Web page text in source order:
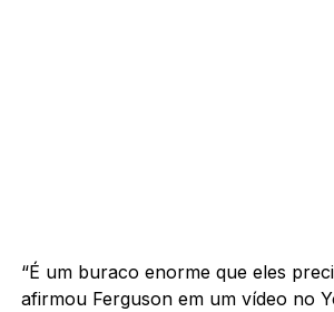
“É um buraco enorme que eles
afirmou Ferguson em um vídeo no